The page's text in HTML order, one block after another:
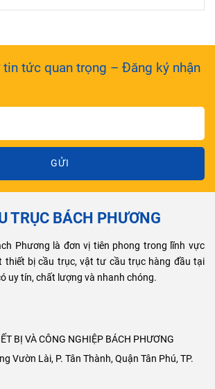
tức quan trọng – Đăng ký nhận
GỬI
TRỤC BÁCH PHƯƠNG
Phương là đơn vị tiên phong trong lĩnh vực
thiết bị cầu trục, vật tư cầu trục hàng đầu tại
uy tín, chất lượng và nhanh chóng.
BỊ VÀ CÔNG NGHIỆP BÁCH PHƯƠNG
Vườn Lài, P. Tân Thành, Quận Tân Phú, TP.